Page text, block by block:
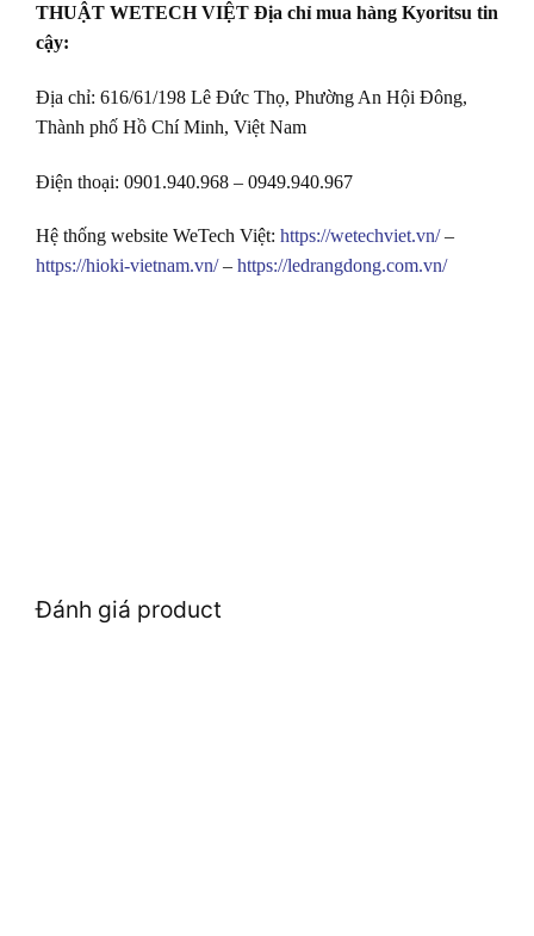
THUẬT WETECH VIỆT Địa chỉ mua hàng Kyoritsu tin
cậy:
Địa chỉ: 616/61/198 Lê Đức Thọ, Phường An Hội Đông,
Thành phố Hồ Chí Minh, Việt Nam
Điện thoại: 0901.940.968 – 0949.940.967
Hệ thống website WeTech Việt: https://wetechviet.vn/–
https://hioki-vietnam.vn/– https://ledrangdong.com.vn/
Đánh giá product